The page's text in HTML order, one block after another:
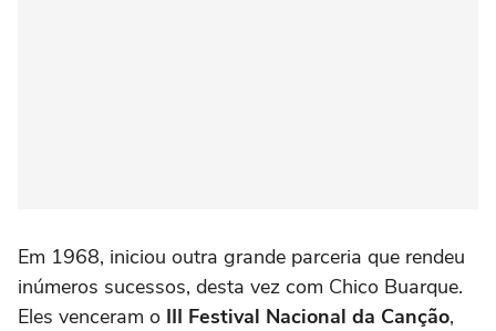
Em 1968, iniciou outra grande parceria que rendeu
inúmeros sucessos, desta vez com Chico Buarque.
Eles venceram o III Festival Nacional da Canção,